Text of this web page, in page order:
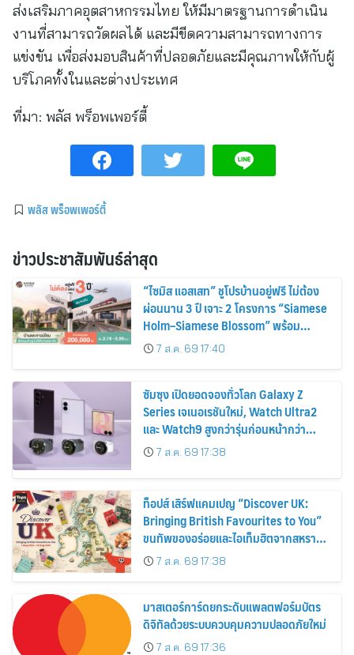
ส่งเสริมภาคอุตสาหกรรมไทย ให้มีมาตรฐานการดำเนิน
งานที่สามารถวัดผลได้ และมีขีดความสามารถทางการ
แข่งขัน เพื่อส่งมอบสินค้าที่ปลอดภัยและมีคุณภาพให้กับผู้
บริโภคทั้งในและต่างประเทศ
ที่มา: พลัส พร็อพเพอร์ตี้
พลัส พร็อพเพอร์ตี้
ข่าวประชาสัมพันธ์ล่าสุด
“ไซมิส แอสเสท” ชูโปรบ้านอยู่ฟรี ไม่ต้อง
ผ่อนนาน 3 ปี เจาะ 2 โครงการ “Siamese
Holm–Siamese Blossom” พร้อม
ส่วนลดและสิทธิพิเศษถึง 31 สิงหาคม
2569
7 ส.ค. 69 17:40
ซัมซุง เปิดยอดจองทั่วโลก Galaxy Z
Series เจเนอเรชันใหม่, Watch Ultra2
และ Watch9 สูงกว่ารุ่นก่อนหน้ากว่า
30%7 ส.ค. 69 17:38
ท็อปส์ เสิร์ฟแคมเปญ “Discover UK:
Bringing British Favourites to You”
ขนทัพของอร่อยและไอเท็มฮิตจากสหราช
อาณาจักร ส่งตรงถึงมือตั้งแต่วันนี้ – 18
สิงหาคมนี้
7 ส.ค. 69 17:38
มาสเตอร์การ์ดยกระดับแพลตฟอร์มบัตร
ดิจิทัลด้วยระบบควบคุมความปลอดภัยใหม่
7 ส.ค. 69 17:36